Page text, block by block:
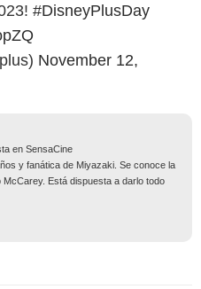
#DisneyPlusDay
November 12,
en SensaCine
y fanática de Miyazaki. Se conoce la
Está dispuesta a darlo todo